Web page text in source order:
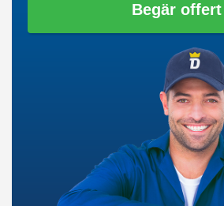
Begär offert